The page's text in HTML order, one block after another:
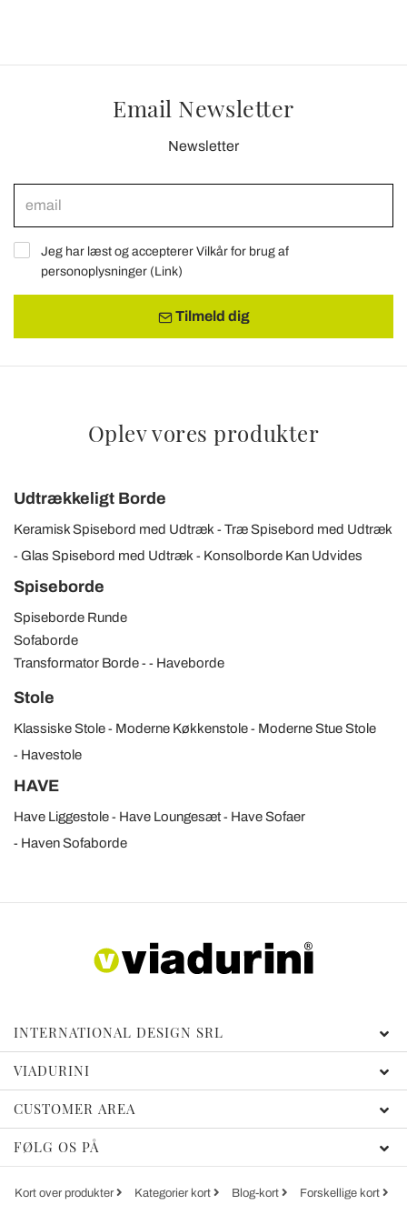
Email Newsletter
Newsletter
Jeg har læst og accepterer Vilkår for brug af
personoplysninger (Link)
Tilmeld dig
Oplev vores produkter
Udtrækkeligt Borde
Keramisk Spisebord med Udtræk
Træ Spisebord med Udtræk
Glas Spisebord med Udtræk
Konsolborde Kan Udvides
Spiseborde
Spiseborde Runde
Sofaborde
Transformator Borde
Haveborde
Stole
Klassiske Stole Moderne Køkkenstole
Moderne Stue Stole
Havestole
HAVE
Have Liggestole Have Loungesæt
Have Sofaer
Haven Sofaborde
INTERNATIONAL DESIGN SRL
VIADURINI
CUSTOMER AREA
FØLG OS PÅ
Kort over produkter Kategorier kort Blog-kort Forskellige kort